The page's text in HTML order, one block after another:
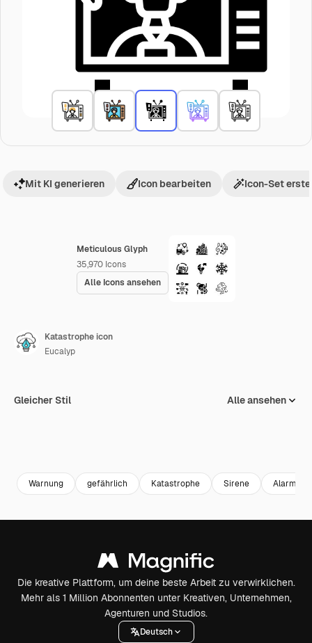
Meticulous Glyph
35,970 Icons
Alle Icons ansehen
Mit KI generieren Icon bearbeiten Icon-Set
Katastrophe icon
Eucalyp
Gleicher Stil Alle ansehen
Warnung gefährlich Katastrophe Sirene Alarm
Die kreative Plattform, um deine beste Arbeit zu verwirklichen.
Mehr als 1 Million Abonnenten unter Kreativen, Unternehmen,
Agenturen und Studios.
Deutsch